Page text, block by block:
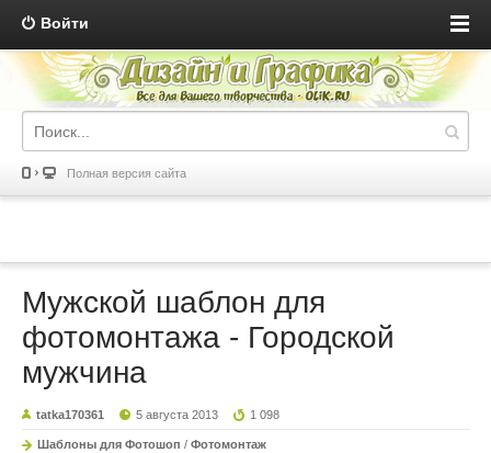
Войти
Полная версия сайта
Мужской шаблон для
фотомонтажа - Городской
мужчина
tatka170361 5 августа 2013 1 098
Шаблоны для Фотошоп / Фотомонтаж